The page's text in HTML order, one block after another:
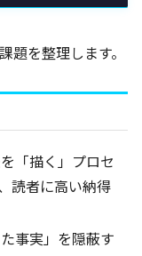
題を整理します。
「描く」プロセ
読者に高い納得
事実」を隠蔽す